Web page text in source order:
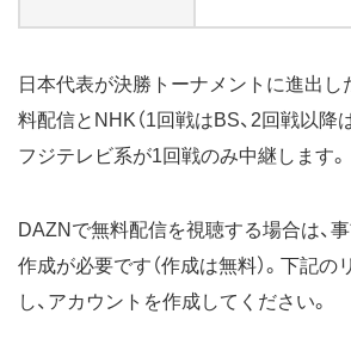
日本代表が決勝トーナメントに進出し
料配信とNHK（1回戦はBS、2回戦以降
フジテレビ系が1回戦のみ中継します。
DAZNで無料配信を視聴する場合は、
作成が必要です（作成は無料）。下記の
し、アカウントを作成してください。